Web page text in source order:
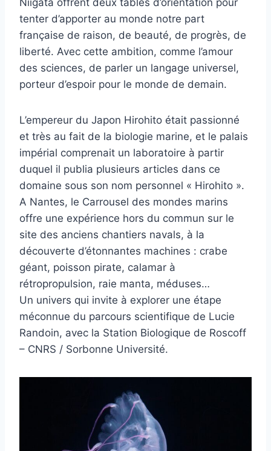
Niigata offrent deux tables d’orientation pour
tenter d’apporter au monde notre part
française de raison, de beauté, de progrès, de
liberté. Avec cette ambition, comme l’amour
des sciences, de parler un langage universel,
porteur d’espoir pour le monde de demain.
L’empereur du Japon Hirohito était passionné
et très au fait de la biologie marine, et le palais
impérial comprenait un laboratoire à partir
duquel il publia plusieurs articles dans ce
domaine sous son nom personnel « Hirohito ».
A Nantes, le Carrousel des mondes marins
offre une expérience hors du commun sur le
site des anciens chantiers navals, à la
découverte d’étonnantes machines : crabe
géant, poisson pirate, calamar à
rétropropulsion, raie manta, méduses…
Un univers qui invite à explorer une étape
méconnue du parcours scientifique de Lucie
Randoin, avec la Station Biologique de Roscoff
– CNRS / Sorbonne Université.